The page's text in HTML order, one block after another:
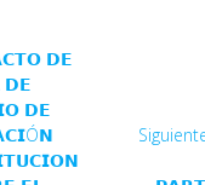
𝗗𝗘
𝗗𝗘
𝗗𝗘